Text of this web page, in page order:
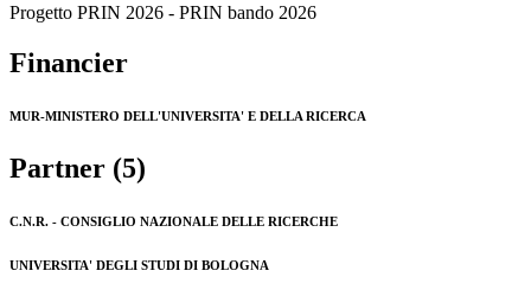
Progetto PRIN 2026 - PRIN bando 2026
Financier
MUR-MINISTERO DELL'UNIVERSITA' E DELLA RICERCA
Partner (5)
C.N.R. - CONSIGLIO NAZIONALE DELLE RICERCHE
UNIVERSITA' DEGLI STUDI DI BOLOGNA